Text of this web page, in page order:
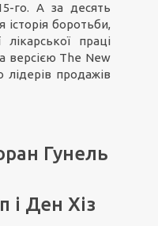
го. А за десять
історія боротьби,
праці
версією The New
продажів
Гунель
і Ден Хіз